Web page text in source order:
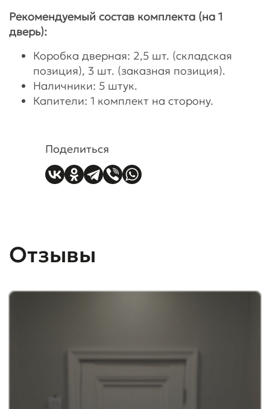
Рекомендуемый состав комплекта (на 1
дверь):
Коробка дверная: 2,5 шт. (складская
позиция), 3 шт. (заказная позиция).
Наличники: 5 штук.
Капители: 1 комплект на сторону.
Поделиться
Отзывы